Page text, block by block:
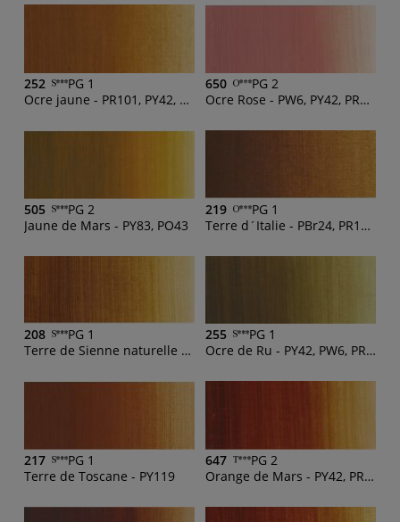
252
PG 1
Ocre jaune - PR101, PY42, PBk11
650
PG 2
Ocre Rose - PW6, PY42, PR208, PR101
505
PG 2
Jaune de Mars - PY83, PO43
219
PG 1
Terre d´Italie - PBr24, PR101, PY154, PG17, PW6, PY42
208
PG 1
Terre de Sienne naturelle - PBk11, PY83
255
PG 1
Ocre de Ru - PY42, PW6, PR101, PG7
217
PG 1
Terre de Toscane - PY119
647
PG 2
Orange de Mars - PY42, PR101